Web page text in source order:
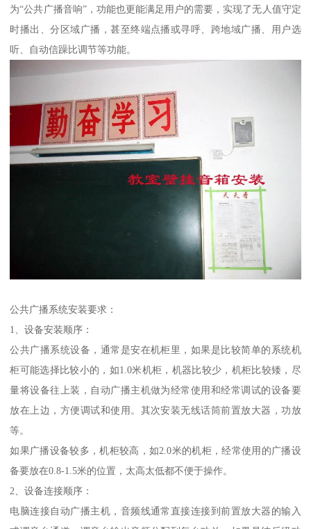
为“公共广播音响”，功能也更能满足用户的需要，实现了无人值守定
时播出、分区域广播，甚至终端点播或寻呼、跨地域广播、用户选
听、自动信躁比调节等功能。
公共广播系统安装要求：
1、设备安装顺序：
公共广播系统设备，通常是安在机柜里，如果是比较简单的系统机
柜可能选择比较小的，如1.0米机柜，机器比较少，机柜比较矮，尽
量将设备往上装，自动广播主机做为经常使用和经常调试的设备要
放在上边，方便调试和使用。其次安装无线话筒前置放大器，功放
等。
如果广播设备较多，机柜较高，如2.0米的机柜，经常使用的广播设
备要放在0.8-1.5米的位置，太高太低都不便于操作。
2、设备连接顺序：
电脑连接自动广播主机，音频线通常直接连接到前置放大器的输入